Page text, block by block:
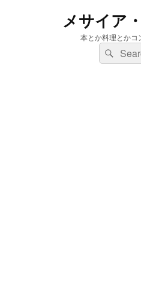
メサイア
本とか料理とかコ
検
索:
検
索